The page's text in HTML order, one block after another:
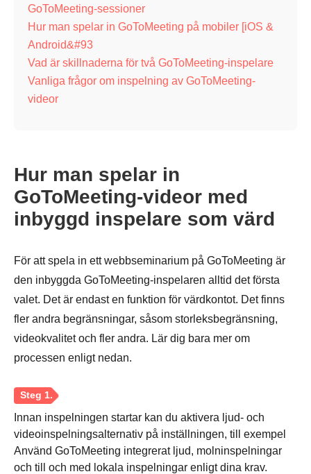
GoToMeeting-sessioner
Hur man spelar in GoToMeeting på mobiler [iOS &
Android&#93
Vad är skillnaderna för två GoToMeeting-inspelare
Vanliga frågor om inspelning av GoToMeeting-
videor
Hur man spelar in
GoToMeeting-videor med
inbyggd inspelare som värd
För att spela in ett webbseminarium på GoToMeeting är
den inbyggda GoToMeeting-inspelaren alltid det första
valet. Det är endast en funktion för värdkontot. Det finns
fler andra begränsningar, såsom storleksbegränsning,
videokvalitet och fler andra. Lär dig bara mer om
processen enligt nedan.
Innan inspelningen startar kan du aktivera ljud- och
videoinspelningsalternativ på inställningen, till exempel
Använd GoToMeeting integrerat ljud, molninspelningar
och till och med lokala inspelningar enligt dina krav.